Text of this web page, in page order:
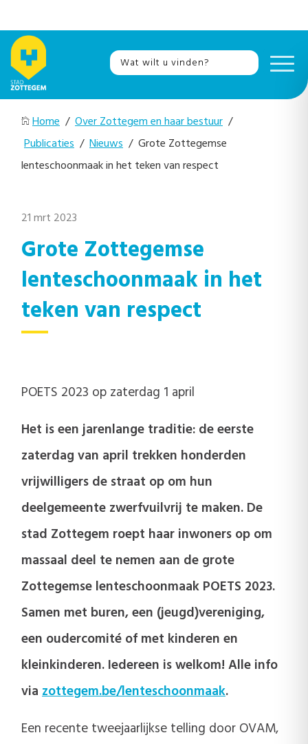
Home / Over Zottegem en haar bestuur /
Publicaties / Nieuws / Grote Zottegemse
lenteschoonmaak in het teken van respect
21 mrt 2023
Grote Zottegemse
lenteschoonmaak in het
teken van respect
POETS 2023 op zaterdag 1 april
Het is een jarenlange traditie: de eerste
zaterdag van april trekken honderden
vrijwilligers de straat op om hun
deelgemeente zwerfvuilvrij te maken. De
stad Zottegem roept haar inwoners op om
massaal deel te nemen aan de grote
Zottegemse lenteschoonmaak POETS 2023.
Samen met buren, een (jeugd)vereniging,
een oudercomité of met kinderen en
kleinkinderen. Iedereen is welkom! Alle info
via zottegem.be/lenteschoonmaak.
Een recente tweejaarlijkse telling door OVAM,